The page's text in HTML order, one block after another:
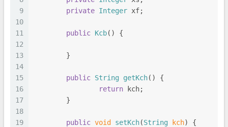
9
10
11
12
13
14
15
16
17
18
19
private Integer xf;
public Kcb() {
	}
public String getKch( ) {
return kch;
	}
public void setKch(String kch) {